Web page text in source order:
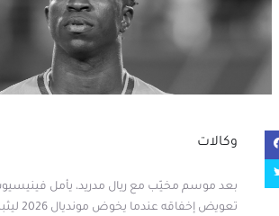
وكالات
بعد موسم مخيّب مع ريال مدريد، يأمل
تعويض